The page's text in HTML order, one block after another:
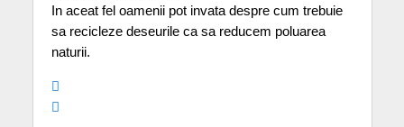
In aceat fel oamenii pot invata despre cum trebuie
sa recicleze deseurile ca sa reducem poluarea
naturii.